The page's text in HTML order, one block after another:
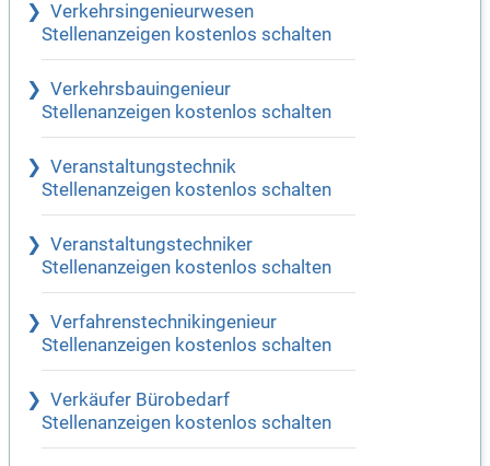
Verkehrsingenieurwesen
Stellenanzeigen kostenlos schalten
Verkehrsbauingenieur
Stellenanzeigen kostenlos schalten
Veranstaltungstechnik
Stellenanzeigen kostenlos schalten
Veranstaltungstechniker
Stellenanzeigen kostenlos schalten
Verfahrenstechnikingenieur
Stellenanzeigen kostenlos schalten
Verkäufer Bürobedarf
Stellenanzeigen kostenlos schalten